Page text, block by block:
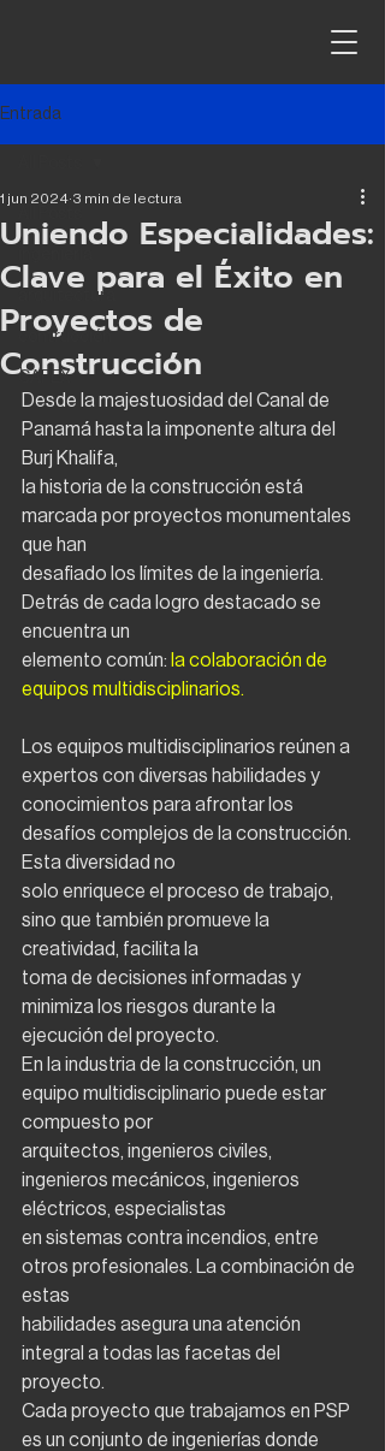
Entrada
arquitectura
contrucción
CAPEX
Uniendo Especialidades:
Clave para el Éxito en
Proyectos de
Construcción
1 jun 2024 3 min de lectura
Desde la majestuosidad del Canal de
Panamá hasta la imponente altura del
Burj Khalifa,
la historia de la construcción está
marcada por proyectos monumentales
que han
desafiado los límites de la ingeniería.
Detrás de cada logro destacado se
encuentra un
elemento común: la colaboración de
equipos multidisciplinarios.
Los equipos multidisciplinarios reúnen a
expertos con diversas habilidades y
conocimientos para afrontar los
desafíos complejos de la construcción.
Esta diversidad no
solo enriquece el proceso de trabajo,
sino que también promueve la
creatividad, facilita la
toma de decisiones informadas y
minimiza los riesgos durante la
ejecución del proyecto.
En la industria de la construcción, un
equipo multidisciplinario puede estar
compuesto por
arquitectos, ingenieros civiles,
ingenieros mecánicos, ingenieros
eléctricos, especialistas
en sistemas contra incendios, entre
otros profesionales. La combinación de
estas
habilidades asegura una atención
integral a todas las facetas del
proyecto.
Cada proyecto que trabajamos en PSP
es un conjunto de ingenierías donde